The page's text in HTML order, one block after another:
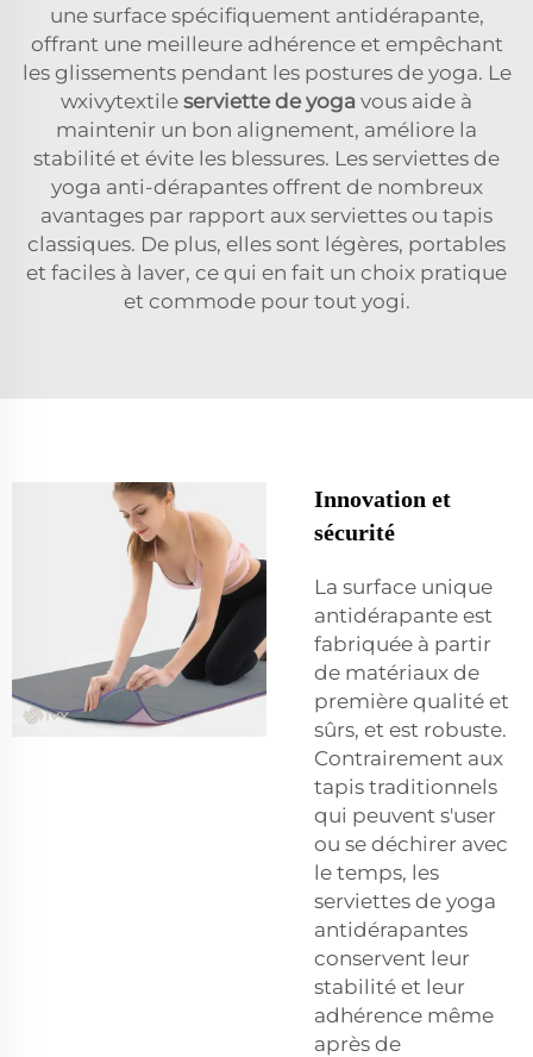
une surface spécifiquement antidérapante,
offrant une meilleure adhérence et empêchant
les glissements pendant les postures de yoga. Le
wxivytextile serviette de yoga vous aide à
maintenir un bon alignement, améliore la
stabilité et évite les blessures. Les serviettes de
yoga anti-dérapantes offrent de nombreux
avantages par rapport aux serviettes ou tapis
classiques. De plus, elles sont légères, portables
et faciles à laver, ce qui en fait un choix pratique
et commode pour tout yogi.
Innovation et
sécurité
La surface unique
antidérapante est
fabriquée à partir
de matériaux de
première qualité et
sûrs, et est robuste.
Contrairement aux
tapis traditionnels
qui peuvent s'user
ou se déchirer avec
le temps, les
serviettes de yoga
antidérapantes
conservent leur
stabilité et leur
adhérence même
après de